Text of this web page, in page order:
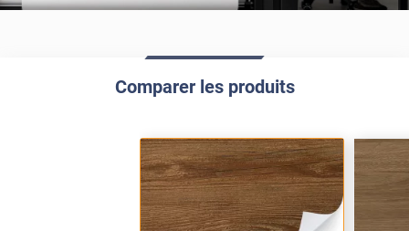
Comparer les produits